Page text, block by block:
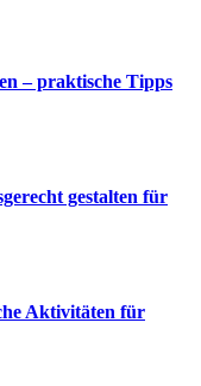
– praktische Tipps
gestalten für
Aktivitäten für